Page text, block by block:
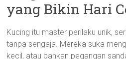
yang Bikin Hari
Kucing itu master perilaku unik,
tanpa sengaja. Mereka suka
kecil, atau bahkan pegangan